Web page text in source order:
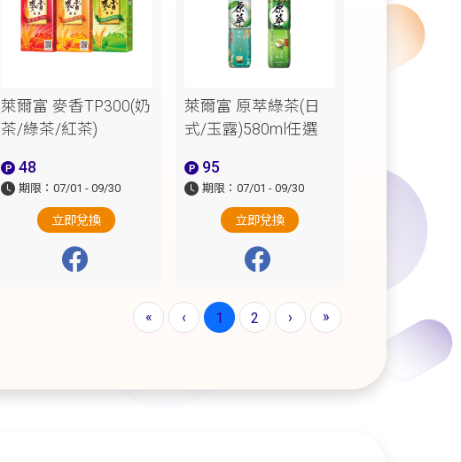
萊爾富 麥香TP300(奶
茶/綠茶/紅茶)
48
期限：07/01 - 09/30
立即兌換
萊爾富 原萃綠茶(日
式/玉露)580ml任選
95
期限：07/01 - 09/30
立即兌換
« ‹ 1 2 › »